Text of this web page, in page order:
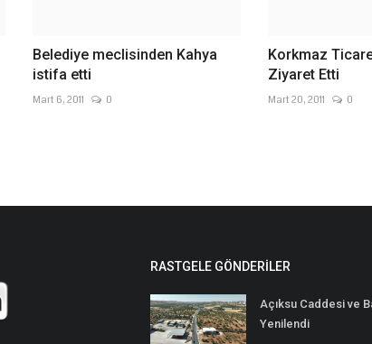
Belediye meclisinden Kahya
istifa etti
Mart 6, 2011 0
Korkmaz
Ziyaret Etti
Mart 20, 2011 0
RASTGELE GÖNDERILER
Açıksu Caddesi ve
Yenilendi